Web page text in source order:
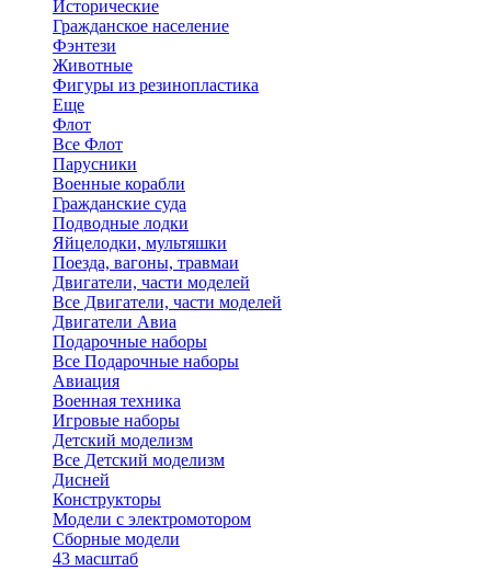
Исторические
Гражданское население
Фэнтези
Животные
Фигуры из резинопластика
Еще
Флот
Все Флот
Парусники
Военные корабли
Гражданские суда
Подводные лодки
Яйцелодки, мультяшки
Поезда, вагоны, травмаи
Двигатели, части моделей
Все Двигатели, части моделей
Двигатели Авиа
Подарочные наборы
Все Подарочные наборы
Авиация
Военная техника
Игровые наборы
Детский моделизм
Все Детский моделизм
Дисней
Конструкторы
Модели с электромотором
Сборные модели
43 масштаб